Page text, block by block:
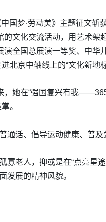
国梦·劳动美》主题征文斩
的文化交流活动，用艺术架
演全国总展演一等奖、中华
北京中轴线上的“文化新地
，她在“强国复兴有我
。
通话、倡导运动健康、普
老人，抑或是在“点亮星途
发展的精神风貌。